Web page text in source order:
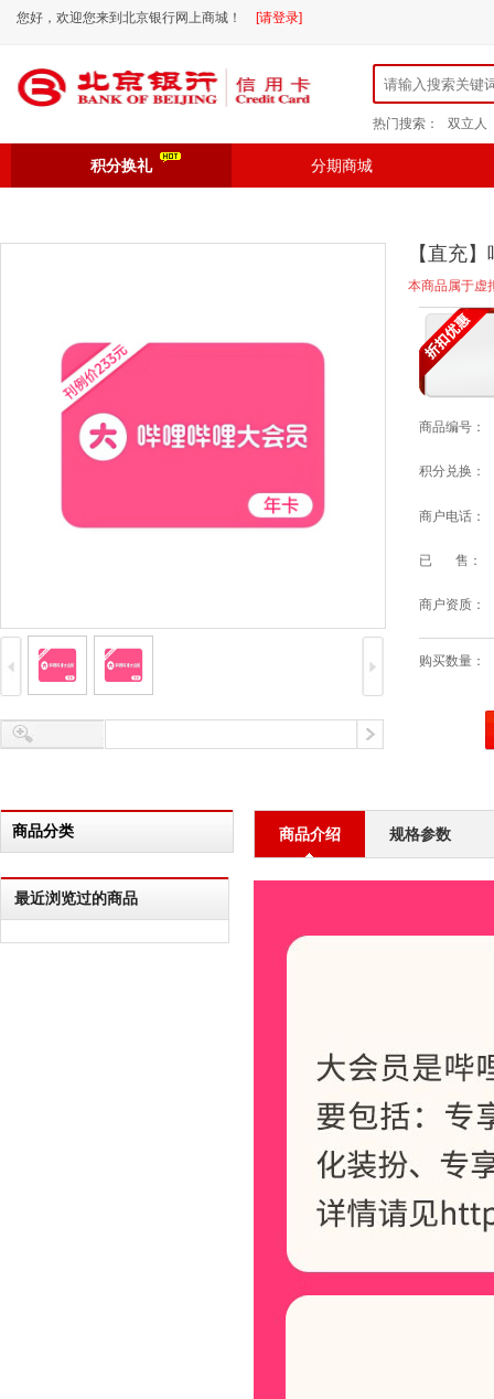
您好，欢迎您来到北京银行网上商城！ [请登录]
热门搜索： 双立人
积分换礼 分期商城
【直充
本商品属于虚
商品编号：
积分兑换：
商户电话：
已 售：
商户资质：
购买数量：
商品分类
最近浏览过的商品
商品介绍 规格参数